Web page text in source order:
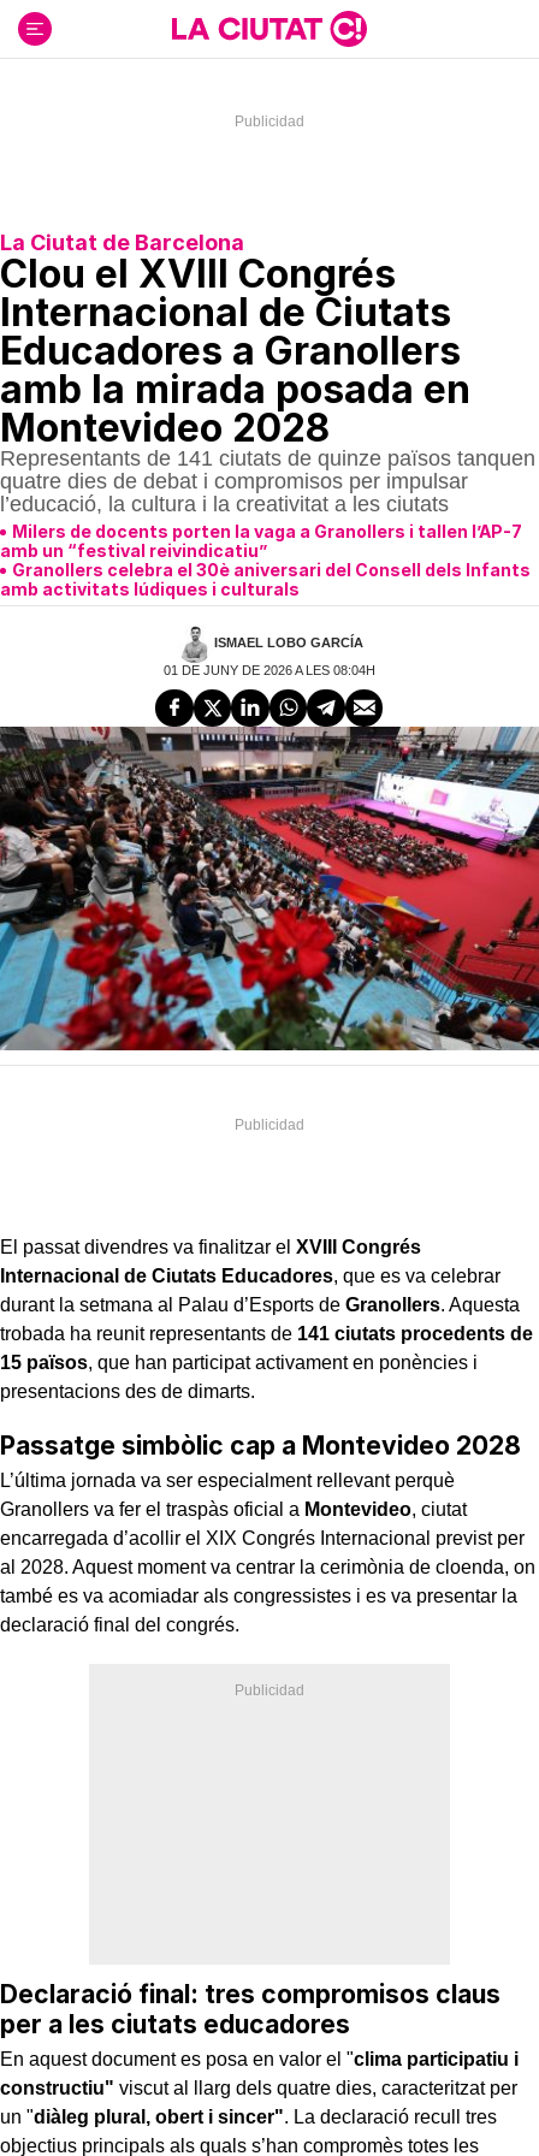
contenido
La Ciutat de Barcelona
Clou el XVIII Congrés
Internacional de Ciutats
Educadores a Granollers
amb la mirada posada en
Montevideo 2028
Representants de 141 ciutats de quinze països tanquen
quatre dies de debat i compromisos per impulsar
l’educació, la cultura i la creativitat a les ciutats
Milers de docents porten la vaga a Granollers i tallen l’AP-7
amb un “festival reivindicatiu”
Granollers celebra el 30è aniversari del Consell dels Infants
amb activitats lúdiques i culturals
ISMAEL LOBO GARCÍA
01 DE JUNY DE 2026 A LES 08:04H
El passat divendres va finalitzar el XVIII Congrés
Internacional de Ciutats Educadores, que es va celebrar
durant la setmana al Palau d’Esports de Granollers. Aquesta
trobada ha reunit representants de 141 ciutats procedents de
15 països, que han participat activament en ponències i
presentacions des de dimarts.
Passatge simbòlic cap a Montevideo 2028
L’última jornada va ser especialment rellevant perquè
Granollers va fer el traspàs oficial a Montevideo, ciutat
encarregada d’acollir el XIX Congrés Internacional previst per
al 2028. Aquest moment va centrar la cerimònia de cloenda, on
també es va acomiadar als congressistes i es va presentar la
declaració final del congrés.
Declaració final: tres compromisos claus
per a les ciutats educadores
En aquest document es posa en valor el "clima participatiu i
constructiu" viscut al llarg dels quatre dies, caracteritzat per
un "diàleg plural, obert i sincer". La declaració recull tres
objectius principals als quals s’han compromès totes les